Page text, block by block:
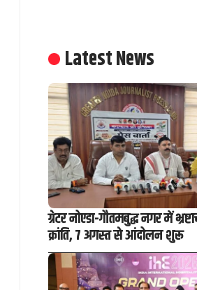
Latest News
ग्रेटर नोएडा-गौतमबुद्ध नगर में
क्रांति, 7 अगस्त से आंदोलन शुरू